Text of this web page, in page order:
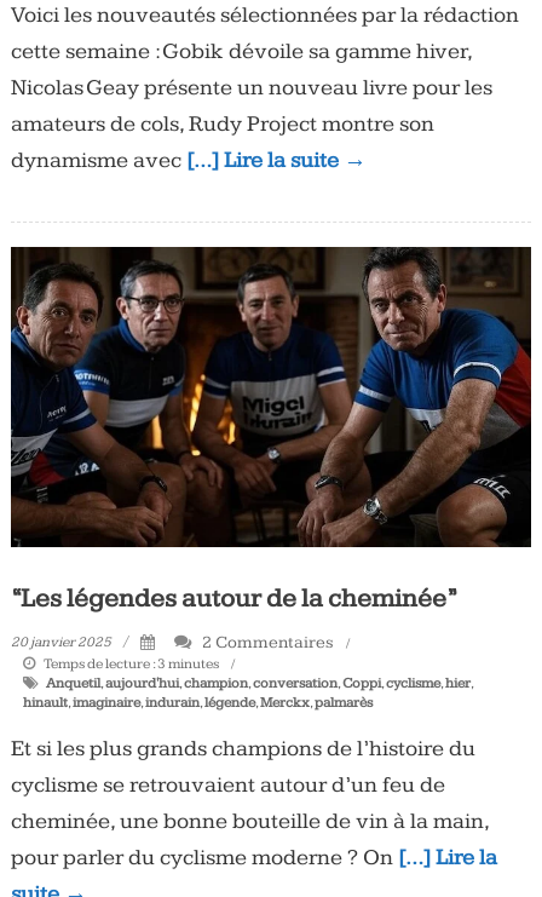
Voici les nouveautés sélectionnées par la rédaction
cette semaine : Gobik dévoile sa gamme hiver,
Nicolas Geay présente un nouveau livre pour les
amateurs de cols, Rudy Project montre son
dynamisme avec […] Lire la suite →
“Les légendes autour de la cheminée”
20 janvier 2025 2 Commentaires
Temps de lecture :3 minutes
Anquetil,aujourd'hui,champion,conversation,Coppi,cyclisme,hier,
hinault,imaginaire,indurain,légende,Merckx,palmarès
Et si les plus grands champions de l’histoire du
cyclisme se retrouvaient autour d’un feu de
cheminée, une bonne bouteille de vin à la main,
pour parler du cyclisme moderne ? On […] Lire la